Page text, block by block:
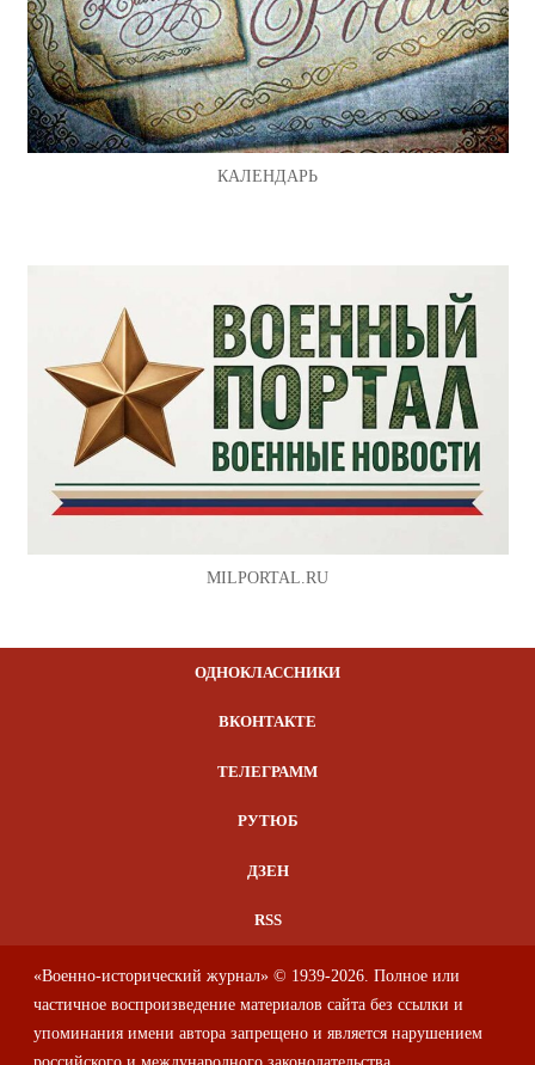
КАЛЕНДАРЬ
MILPORTAL.RU
ОДНОКЛАССНИКИ
ВКОНТАКТЕ
ТЕЛЕГРАММ
РУТЮБ
ДЗЕН
RSS
«Военно-исторический журнал» © 1939-2026. Полное или
частичное воспроизведение материалов сайта без ссылки и
упоминания имени автора запрещено и является нарушением